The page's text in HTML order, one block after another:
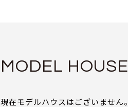
MODEL HOUSE
現在モデルハウスはございません。